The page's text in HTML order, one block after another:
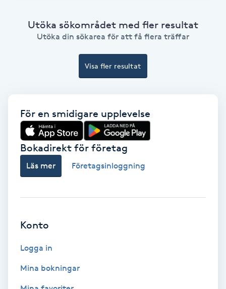
Hårvård
Idrottsmassage
IPL hårborttagning
Japansk massage
Utöka sökområdet med fler resultat
Utöka din sökarea för att få flera träffar
Visa fler resultat
För en smidigare upplevelse
Bokadirekt för företag
Läs mer Företagsinloggning
Konto
Logga in
Mina bokningar